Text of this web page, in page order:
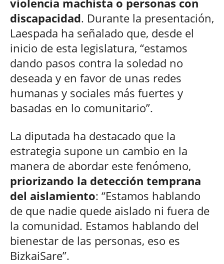
violencia machista o personas con
discapacidad. Durante la presentación,
Laespada ha señalado que, desde el
inicio de esta legislatura, “estamos
dando pasos contra la soledad no
deseada y en favor de unas redes
humanas y sociales más fuertes y
basadas en lo comunitario”.
La diputada ha destacado que la
estrategia supone un cambio en la
manera de abordar este fenómeno,
priorizando la detección temprana
del aislamiento: “Estamos hablando
de que nadie quede aislado ni fuera de
la comunidad. Estamos hablando del
bienestar de las personas, eso es
BizkaiSare”.